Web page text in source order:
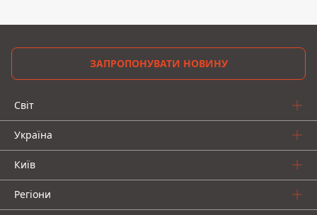
ЗАПРОПОНУВАТИ НОВИНУ
Світ
Україна
Київ
Регіони